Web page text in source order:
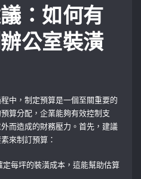
：如何有
公室裝潢
中，制定預算是一個至關重要的
算分配，企業能夠有效控制支
而造成的財務壓力。首先，建議
來制訂預算：
定每坪的裝潢成本，這能幫助估算